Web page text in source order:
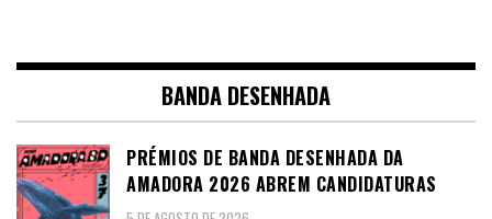
BANDA DESENHADA
PRÉMIOS DE BANDA DESENHADA DA
AMADORA 2026 ABREM CANDIDATURAS